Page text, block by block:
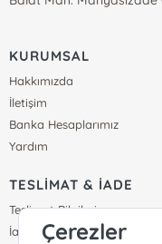
KURUMSAL
Hakkımızda
İletişim
Banka Hesaplarımız
Yardım
TESLİMAT & İADE
Teslimat Bilgileri
İade & Değişim
Çerezler